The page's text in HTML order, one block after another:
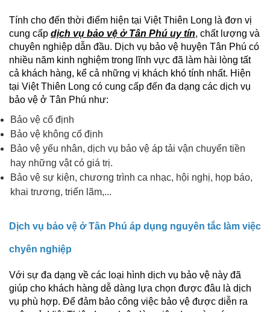
Tính cho đến thời điểm hiện tại Việt Thiên Long là đơn vị
cung cấp dịch vụ bảo vệ ở Tân Phú uy tín, chất lượng và
chuyên nghiệp dẫn đầu. Dịch vụ bảo vệ huyện Tân Phú có
nhiều năm kinh nghiệm trong lĩnh vực đã làm hài lòng tất
cả khách hàng, kể cả những vị khách khó tính nhất. Hiện
tại Việt Thiên Long có cung cấp đến đa dạng các dịch vụ
bảo vệ ở Tân Phú như:
Bảo vệ cố định
Bảo vệ không cố định
Bảo vệ yếu nhân, dịch vụ bảo vệ áp tải vận chuyển tiền
hay những vật có giá trị.
Bảo vệ sự kiện, chương trình ca nhạc, hội nghị, họp báo,
khai trương, triển lãm,...
Dịch vụ bảo vệ ở Tân Phú áp dụng nguyên tắc làm việc
chyên nghiệp
Với sự đa dạng về các loại hình dịch vụ bảo vệ này đã
giúp cho khách hàng dễ dàng lựa chọn được đâu là dịch
vụ phù hợp. Để đảm bảo công việc bảo vệ được diễn ra